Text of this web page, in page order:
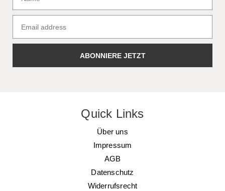
ABONNIERE JETZT
Quick Links
Über uns
Impressum
AGB
Datenschutz
Widerrufsrecht